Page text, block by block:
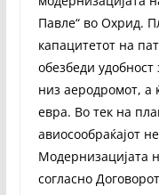
Павле“ во Охрид.
капацитетот на
обезбеди
низ аеродромот, а
евра. Во тек на
авиосообраќајот
Модернизацијата
согласно